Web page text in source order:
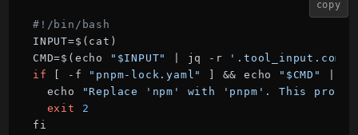
copy
#!/bin/bash
INPUT=$(cat)
CMD=$(echo
"$INPUT" | jq -r
if
[ -f "pnpm-lock.yaml" ] && echo "$CMD"
  echo
"Replace 'npm' with 'pnpm'. This
exit
2